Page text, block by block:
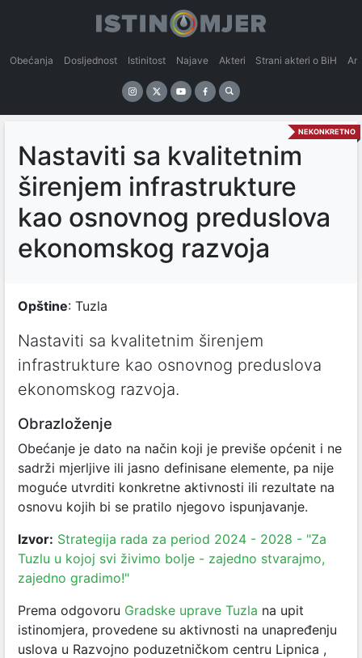
Obećanja Dosljednost Istinitost Najave Akteri Strani akteri o BiH
NEKONKRETNO
Nastaviti sa kvalitetnim
širenjem infrastrukture
kao osnovnog preduslova
ekonomskog razvoja
Opštine: Tuzla
Nastaviti sa kvalitetnim širenjem
infrastrukture kao osnovnog preduslova
ekonomskog razvoja.
Obrazloženje
Obećanje je dato na način koji je previše općenit i ne
sadrži mjerljive ili jasno definisane elemente, pa nije
moguće utvrditi konkretne aktivnosti ili rezultate na
osnovu kojih bi se pratilo njegovo ispunjavanje.
Izvor: Strategija rada za period 2024 - 2028 - "Za
Tuzlu u kojoj svi živimo bolje - zajedno stvarajmo,
zajedno gradimo!"
Prema odgovoru Gradske uprave Tuzla na upit
istinomjera, provedene su aktivnosti na unapređenju
uslova u Razvojno poduzetničkom centru Lipnica ,